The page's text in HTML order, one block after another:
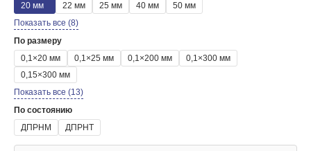
20 мм
22 мм 25 мм 40 мм
50 мм
Показать все (8)
По размеру
0,1×20 мм
0,1×25 мм 0,1×200 мм
0,1×300 мм
0,15×300 мм
Показать все (13)
По состоянию
ДПРНМ
ДПРНТ